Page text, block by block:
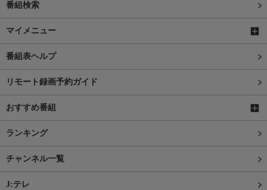
番組検索
マイメニュー
番組表ヘルプ
リモート録画予約ガイド
おすすめ番組
ランキング
チャンネル一覧
J:テレ